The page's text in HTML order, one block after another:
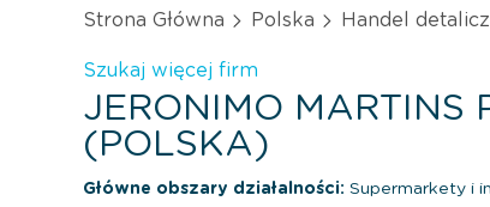
Strona Główna Polska Handel
Szukaj więcej firm
JERONIMO MARTINS
(POLSKA)
Główne obszary działalności: Supermarkety i